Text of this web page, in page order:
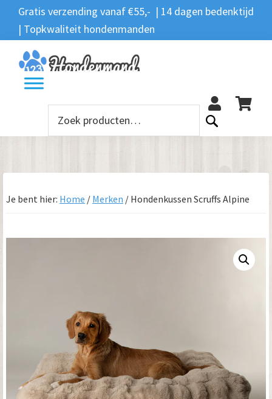
Spring
naar
de
hoofdnavigatie
Door
naar
de
hoofd
inhoud
Spring
naar
de
voettekst
Gratis verzending vanaf €55,- | 14 dagen bedenktijd
| Topkwaliteit hondenmanden
Zoeken
Zoeken
naar:
Je bent hier: Home / Merken / Hondenkussen Scruffs Alpine